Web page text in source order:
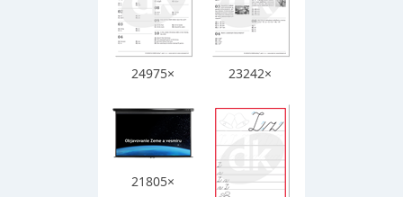
24975× 23242×
21805×